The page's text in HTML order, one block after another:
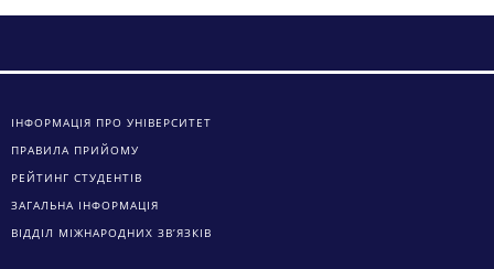
ІНФОРМАЦІЯ ПРО УНІВЕРСИТЕТ
ПРАВИЛА ПРИЙОМУ
РЕЙТИНГ СТУДЕНТІВ
ЗАГАЛЬНА ІНФОРМАЦІЯ
ВІДДІЛ МІЖНАРОДНИХ ЗВ’ЯЗКІВ